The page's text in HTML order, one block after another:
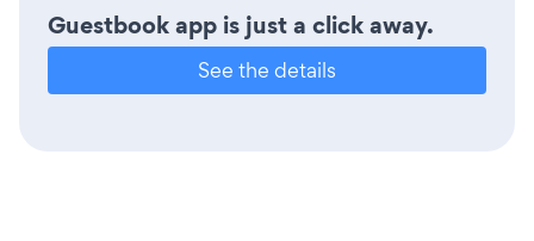
Guestbook app is just a click away.
See the details